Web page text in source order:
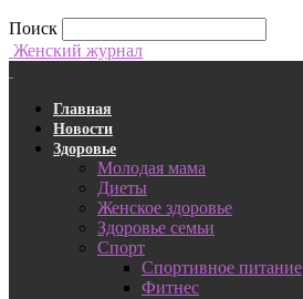
Поиск
Женский журнал
Главная
Новости
Здоровье
Молодая мама
Диеты
Женское здоровье
Здоровье семьи
Спорт
Спортивное питание
Фитнес